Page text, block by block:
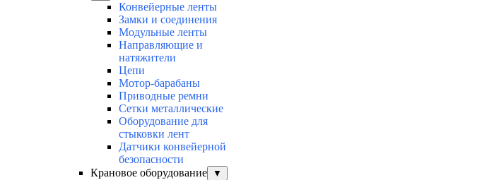
Конвейерные ленты
Замки и соединения
Модульные ленты
Направляющие и
натяжители
Цепи
Мотор-барабаны
Приводные ремни
Сетки металлические
Оборудование для
стыковки лент
Датчики конвейерной
безопасности
Крановое оборудование
▼